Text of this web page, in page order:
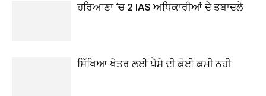
ਹਰਿਆਣਾ ‘ਚ 2 IAS ਅਧਿਕਾਰੀਆਂ ਦੇ ਤਬਾਦਲੇ
ਸਿੱਖਿਆ ਖੇਤਰ ਲਈ ਪੈਸੇ ਦੀ ਕੋਈ ਕਮੀ ਨਹੀ